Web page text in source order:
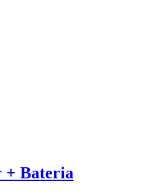
+ Bateria